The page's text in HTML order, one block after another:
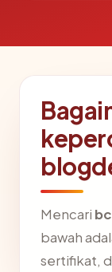
Mencari
bawah
sertifikat,